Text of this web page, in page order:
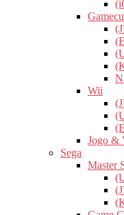
Wii
Jogo &
Sega
Master